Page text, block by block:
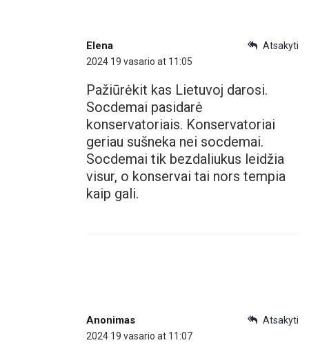
Atsakyti
Elena
2024 19 vasario at 11:05
Pažiūrėkit kas Lietuvoj darosi.
Socdemai pasidarė
konservatoriais. Konservatoriai
geriau sušneka nei socdemai.
Socdemai tik bezdaliukus leidžia
visur, o konservai tai nors tempia
kaip gali.
Atsakyti
Anonimas
2024 19 vasario at 11:07